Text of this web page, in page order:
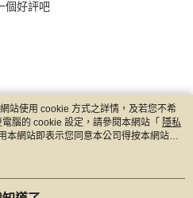
個好評吧
站使用 cookie 方式之詳情，及若您不希
腦的 cookie 設定，請參閱本網站「 隱私
本網站即表示您同意本公司得按本網站使